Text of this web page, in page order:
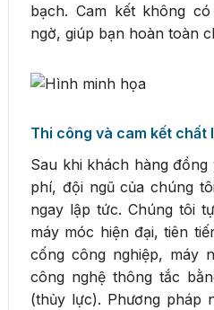
bạch. Cam kết không
ngờ, giúp bạn hoàn toàn
Thi công và cam kết chất
Sau khi khách hàng
phí, đội ngũ của chúng
ngay lập tức. Chúng tôi
máy móc hiện đại, tiên
cống công nghiệp, máy
công nghệ thông tắc
(thủy lực). Phương pháp